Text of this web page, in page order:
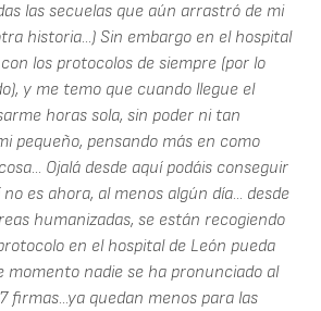
las secuelas que aún arrastró de mi
historia...) Sin embargo en el hospital
los protocolos de siempre (por lo
y me temo que cuando llegue el
horas sola, sin poder ni tan
pequeño, pensando más en como
Ojalá desde aquí podáis conseguir
es ahora, al menos algún día... desde
humanizadas, se están recogiendo
en el hospital de León pueda
momento nadie se ha pronunciado al
firmas...ya quedan menos para las